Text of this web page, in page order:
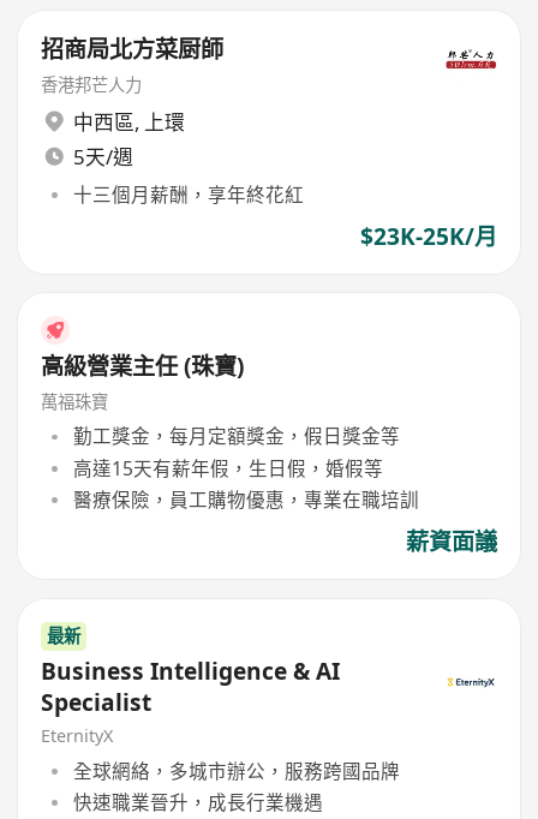
招商局北方菜厨師
香港邦芒人力
中西區, 上環
5天/週
十三個月薪酬，享年終花紅
$23K-25K/月
高級營業主任 (珠寶)
萬福珠寶
勤工獎金，每月定額獎金，假日獎金等
高達15天有薪年假，生日假，婚假等
醫療保險，員工購物優惠，專業在職培訓
薪資面議
最新
Business Intelligence & AI
Specialist
EternityX
全球網絡，多城市辦公，服務跨國品牌
快速職業晉升，成長行業機遇